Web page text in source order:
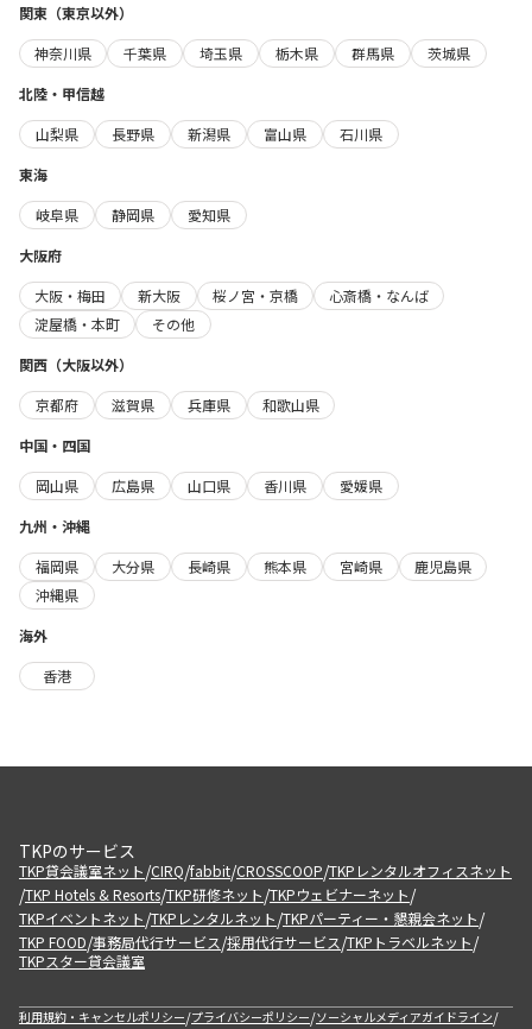
関東（東京以外）
神奈川県
千葉県 埼玉県 栃木県 群馬県
茨城県
北陸・甲信越
山梨県
長野県 新潟県 富山県
石川県
東海
岐阜県
静岡県
愛知県
大阪府
大阪・梅田
新大阪 桜ノ宮・京橋
心斎橋・なんば
淀屋橋・本町
その他
関西（大阪以外）
京都府
滋賀県 兵庫県
和歌山県
中国・四国
岡山県
広島県 山口県 香川県
愛媛県
九州・沖縄
福岡県
大分県 長崎県 熊本県 宮崎県
鹿児島県
沖縄県
海外
香港
TKPのサービス
TKP貸会議室ネット/CIRQ/fabbit/CROSSCOOP/TKPレンタルオフィスネット
/TKP Hotels & Resorts/TKP研修ネット/TKPウェビナーネット/
TKPイベントネット/TKPレンタルネット/TKPパーティー・懇親会ネット/
TKP FOOD/事務局代行サービス/採用代行サービス/TKPトラベルネット/
TKPスター貸会議室
利用規約・キャンセルポリシー/プライバシーポリシー/ソーシャルメディアガイドライン/